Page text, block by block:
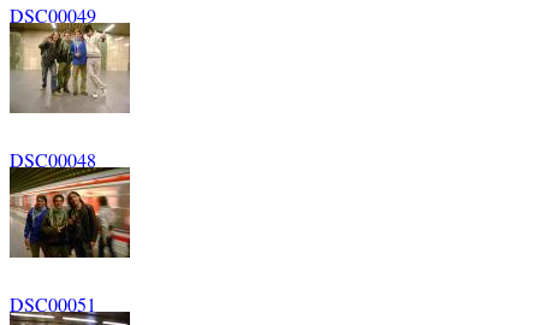
DSC00049
DSC00048
DSC00051